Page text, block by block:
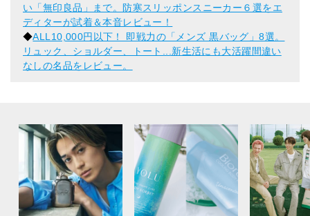
い「無印良品」まで。防寒スリッポンスニーカー６選をエ
ディターが試着＆本音レビュー！
◆ALL10,000円以下！ 即戦力の「メンズ 黒バッグ」8選。
リュック、ショルダー、トート...新生活にも大活躍間違い
なしの名品をレビュー。